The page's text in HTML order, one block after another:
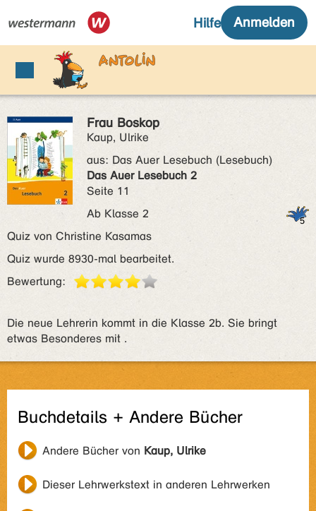
Frau Boskop
Kaup, Ulrike
aus: Das Auer Lesebuch (Lesebuch)
Das Auer Lesebuch 2
Seite 11
Ab Klasse 2
Quiz von Christine Kasamas
Quiz wurde 8930-mal bearbeitet.
Bewertung:
Die neue Lehrerin kommt in die Klasse 2b. Sie bringt
etwas Besonderes mit .
Buchdetails + Andere Bücher
Andere Bücher von Kaup, Ulrike
Dieser Lehrwerkstext in anderen Lehrwerken